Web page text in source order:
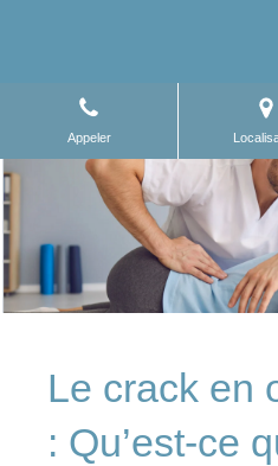
Appeler
Le crack en
: Qu’est-ce